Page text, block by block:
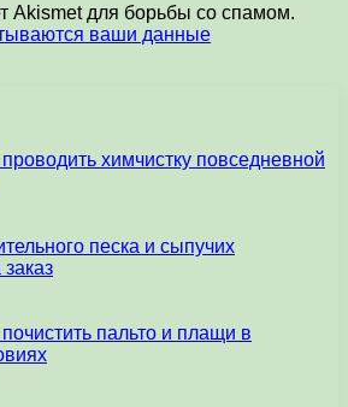
Akismet для борьбы со спамом.
ваши данные
химчистку повседневной
песка и сыпучих
пальто и плащи в